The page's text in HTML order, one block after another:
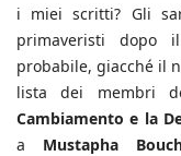
i miei scritti? Gli
primaveristi dopo
probabile, giacché il
lista dei membri
Cambiamento e la
a Mustapha